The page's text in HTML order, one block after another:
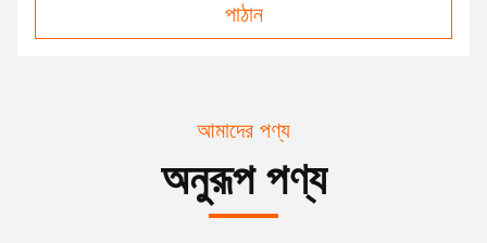
পাঠান
আমাদের পণ্য
অনুরূপ পণ্য